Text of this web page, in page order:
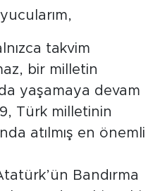
takvim
bir milletin
yaşamaya devam
Türk milletinin
atılmış en önemli
Bandırma